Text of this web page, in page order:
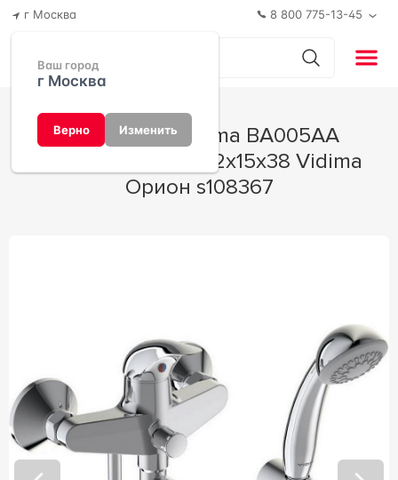
г Москва
Ваш город
г Москва
Верно Изменить
8 800 775-13-45
Смеситель Vidima BA005AA
универсальный 22x15x38 Vidima
Орион s108367